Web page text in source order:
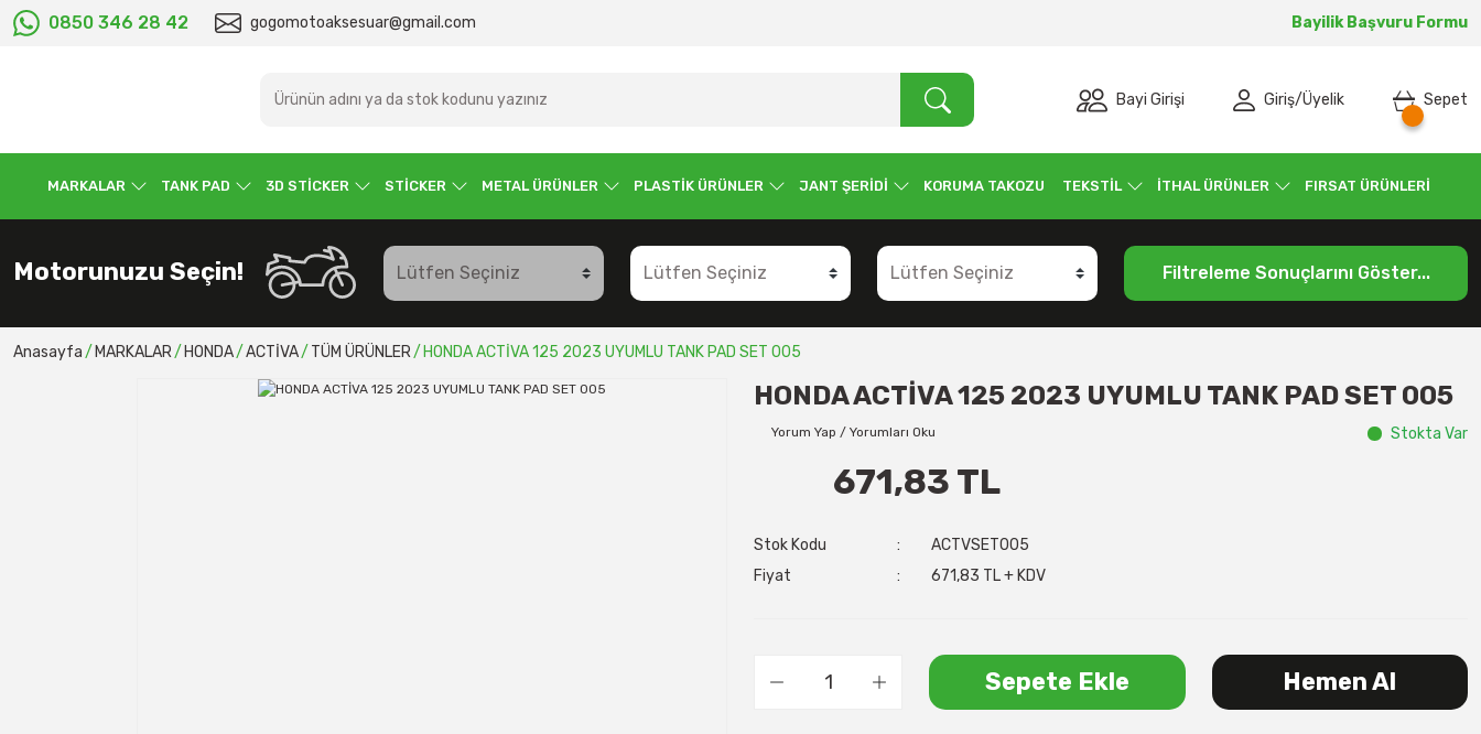
0850 346 28 42 gogomotoaksesuar@gmail.com Bayilik Başvuru Formu
Bayi Girişi Giriş/Üyelik Sepet
MARKALAR TANK PAD 3D STİCKER STİCKER METAL ÜRÜNLER PLASTİK ÜRÜNLER JANT ŞERİDİ KORUMA TAKOZU TEKSTİL İTHAL ÜRÜNLER FIRSAT ÜRÜNLERİ
Motorunuzu Seçin! Filtreleme Sonuçlarını Göster...
Anasayfa MARKALAR HONDA ACTİVA TÜM ÜRÜNLER HONDA ACTİVA 125 2023 UYUMLU TANK PAD SET 005
HONDA ACTİVA 125 2023 UYUMLU TANK PAD SET 005
Yorum Yap / Yorumları Oku Stokta Var
671,83 TL
Stok Kodu
ACTVSET005
Fiyat
671,83 TL + KDV
Sepete Ekle Hemen Al